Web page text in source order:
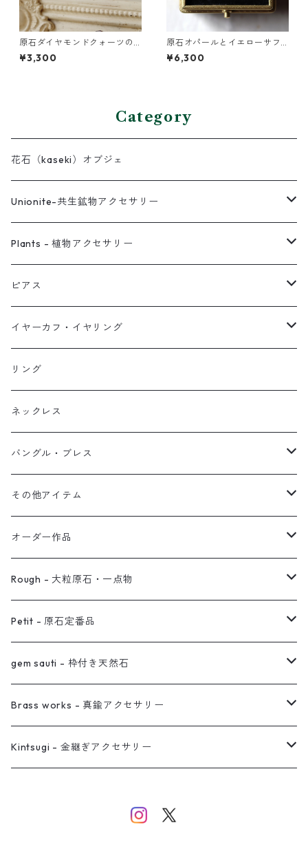
原石ダイヤモンドクォーツの
小枝ネックレス
¥3,300
原石オパールとイエローサフ
ァイアのプチピアス
¥6,300
Category
花石（kaseki）オブジェ
Unionite-共生鉱物アクセサリー
ピアス
ネックレス
イヤーカフ
イヤリング
Plants - 植物アクセサリー
ピアス
ネックレス
リング
ブレス
オブジェ
イヤーカフ
ピアス
スタッド・一粒
フック・ぶら下がり
フープ
イヤーカフ・イヤリング
原石イヤーカフ
植物イヤーカフ
ぶら下がりイヤーカフ
2連イヤーカフ
イヤリング対応
ノンホールピアス
オーダー用ページ
真鍮イヤーカフ
リング
ネックレス
バングル・ブレス
ブレスレット
バングル
その他アイテム
ブローチ
ヘアアクセサリー
オーダー作品
リング
ネックレス
ピアス
イヤーカフ
バングル
Rough - 大粒原石・一点物
ピアス
リング
ネックレス
イヤーカフ
Petit - 原石定番品
ピアス
リング
ネックレス
gem sauti - 枠付き天然石
ピアス
ネックレス
Brass works - 真鍮アクセサリー
リング
Kintsugi - 金継ぎアクセサリー